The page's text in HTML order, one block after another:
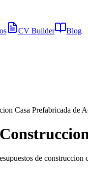
CV Builder Blog
Casa Prefabricada de
de